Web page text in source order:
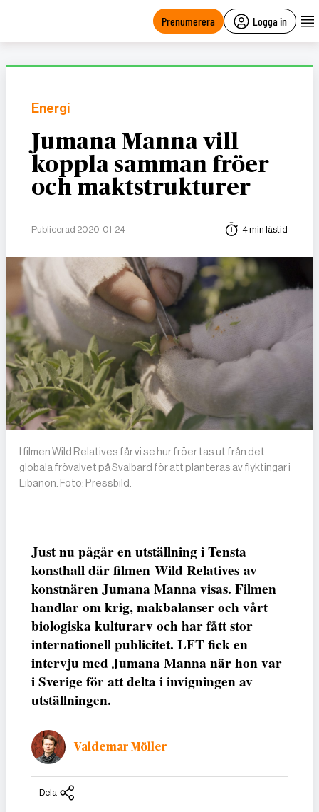
Prenumerera Logga in
Energi
Jumana Manna vill
koppla samman fröer
och maktstrukturer
Publicerad 2020-01-24 4 min lästid
I filmen Wild Relatives får vi se hur fröer tas ut från det
globala frövalvet på Svalbard för att planteras av flyktingar i
Libanon. Foto: Pressbild.
Just nu pågår en utställning i Tensta
konsthall där filmen Wild Relatives av
konstnären Jumana Manna visas. Filmen
handlar om krig, makbalanser och vårt
biologiska kulturarv och har fått stor
internationell publicitet. LFT fick en
intervju med Jumana Manna när hon var
i Sverige för att delta i invigningen av
utställningen.
Valdemar Möller
Dela